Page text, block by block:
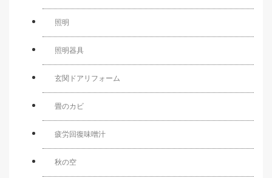
照明
照明器具
玄関ドアリフォーム
畳のカビ
疲労回復味噌汁
秋の空